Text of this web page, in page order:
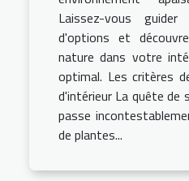
Laissez-vous
d'options et
nature dans votre
optimal. Les critères
d'intérieur La quête de
passe
de plantes...